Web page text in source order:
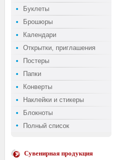
Буклеты
Брошюры
Календари
Открытки, приглашения
Постеры
Папки
Конверты
Наклейки и стикеры
Блокноты
Полный список
Сувенирная продукция